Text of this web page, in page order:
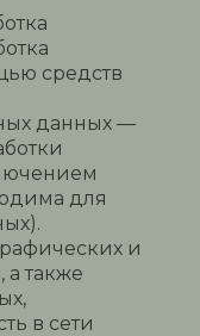
средств
данных —
для
и
также
в сети